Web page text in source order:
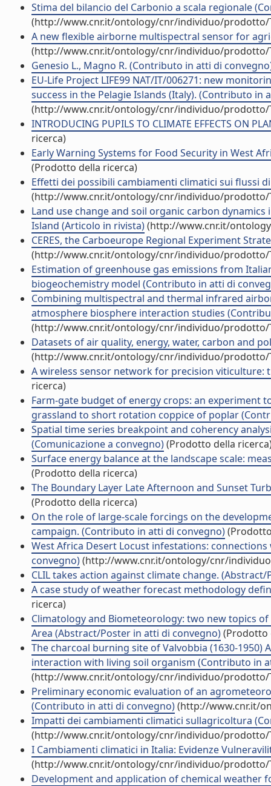
Stima del bilancio del Carbonio a scala regionale
(http://www.cnr.it/ontology/cnr/individuo/prodotto/
A new flexible airborne multispectral sensor for
(http://www.cnr.it/ontology/cnr/individuo/prodotto/
Genesio L., Magno R. (Contributo in atti di
EU-Life Project LIFE99 NAT/IT/006271: new
success in the Pelagie Islands (Italy). (Contributo in
(http://www.cnr.it/ontology/cnr/individuo/prodotto/
INTRODUCING PUPILS TO CLIMATE EFFECTS ON
ricerca)
Early Warning Systems for Food Security in West
(Prodotto della ricerca)
Effetti dei possibili cambiamenti climatici sui flussi
(http://www.cnr.it/ontology/cnr/individuo/prodotto/
Land use change and soil organic carbon
Island (Articolo in rivista)(http://www.cnr.it/
CERES, the Carboeurope Regional Experiment
(http://www.cnr.it/ontology/cnr/individuo/prodotto/
Estimation of greenhouse gas emissions from
biogeochemistry model (Contributo in atti di
Combining multispectral and thermal infrared
atmosphere biosphere interaction studies
(http://www.cnr.it/ontology/cnr/individuo/prodotto/
Datasets of air quality, energy, water, carbon and
(http://www.cnr.it/ontology/cnr/individuo/prodotto/
A wireless sensor network for precision viticulture:
ricerca)
Farm-gate budget of energy crops: an experiment
grassland to short rotation coppice of poplar
Spatial time series breakpoint and coherency
(Comunicazione a convegno)(Prodotto della
Surface energy balance at the landscape scale:
(Prodotto della ricerca)
The Boundary Layer Late Afternoon and Sunset
(Prodotto della ricerca)
On the role of large-scale forcings on the
campaign. (Contributo in atti di convegno)
West Africa Desert Locust infestations:
convegno)(http://www.cnr.it/ontology/cnr/
CLIL takes action against climate change.
A case study of weather forecast methodology
ricerca)
Climatology and Biometeorology: two new topics
Area (Abstract/Poster in atti di convegno)(Prodotto
The charcoal burning site of Valvobbia (1630-
interaction with living soil organism (Contributo in
(http://www.cnr.it/ontology/cnr/individuo/prodotto/
Preliminary economic evaluation of an
(Contributo in atti di convegno)(http://www.cnr.it/
Impatti dei cambiamenti climatici sullagricoltura
(http://www.cnr.it/ontology/cnr/individuo/prodotto/
I Cambiamenti climatici in Italia: Evidenze
(http://www.cnr.it/ontology/cnr/individuo/prodotto/
Development and application of chemical weather